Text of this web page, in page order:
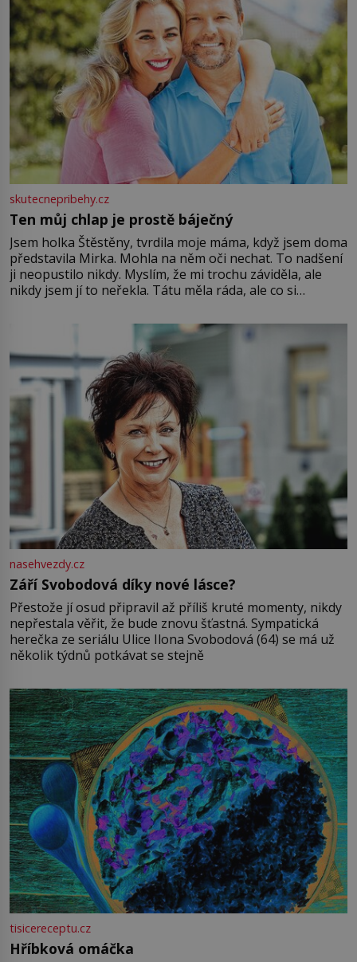
skutecnepribehy.cz
Ten můj chlap je prostě báječný
Jsem holka Štěstěny, tvrdila moje máma, když jsem doma
představila Mirka. Mohla na něm oči nechat. To nadšení
ji neopustilo nikdy. Myslím, že mi trochu záviděla, ale
nikdy jsem jí to neřekla. Tátu měla ráda, ale co si
Jsme spolu moc rádi Tehdy byla jiná doba, když
nasehvezdy.cz
Září Svobodová díky nové lásce?
Přestože jí osud připravil až příliš kruté momenty, nikdy
nepřestala věřit, že bude znovu šťastná. Sympatická
herečka ze seriálu Ulice Ilona Svobodová (64) se má už
několik týdnů potkávat se stejně
tisicereceptu.cz
Hříbková omáčka